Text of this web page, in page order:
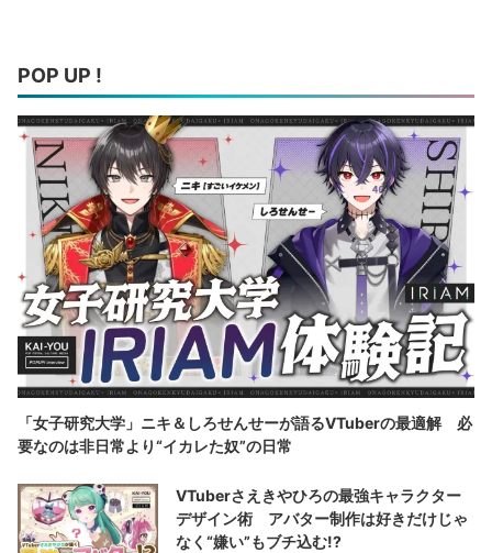
POP UP !
「女子研究大学」ニキ＆しろせんせーが語るVTuberの最適解 必
要なのは非日常より“イカレた奴”の日常
VTuberさえきやひろの最強キャラクター
デザイン術 アバター制作は好きだけじゃ
なく“嫌い”もブチ込む!?